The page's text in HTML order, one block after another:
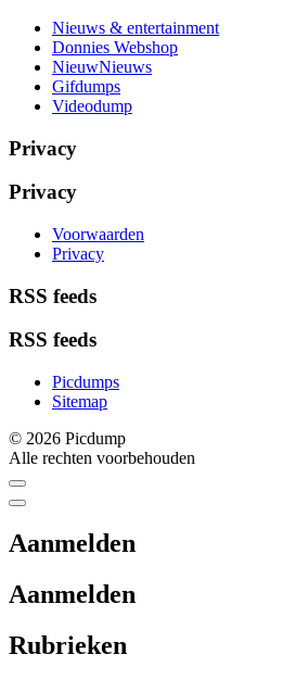
Nieuws & entertainment
Donnies Webshop
NieuwNieuws
Gifdumps
Videodump
Privacy
Privacy
Voorwaarden
Privacy
RSS feeds
RSS feeds
Picdumps
Sitemap
© 2026 Picdump
Alle rechten voorbehouden
Aanmelden
Aanmelden
Rubrieken